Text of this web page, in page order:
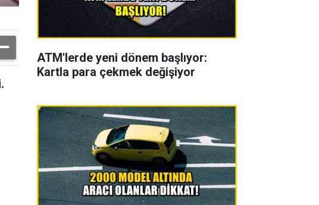
ATM'lerde yeni dönem başlıyor:
Kartla para çekmek değişiyor